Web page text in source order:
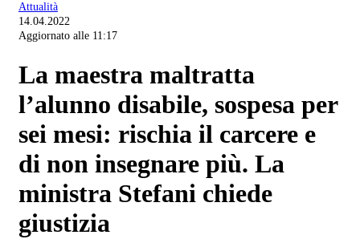
Attualità
14.04.2022
Aggiornato alle 11:17
La maestra maltratta
l’alunno disabile, sospesa per
sei mesi: rischia il carcere e
di non insegnare più. La
ministra Stefani chiede
giustizia